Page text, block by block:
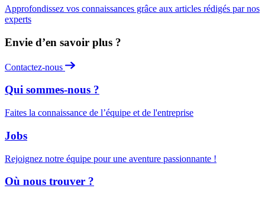
Approfondissez vos connaissances grâce aux articles rédigés par nos
experts
Envie d’en savoir plus ?
Contactez-nous
Qui sommes-nous ?
Faites la connaissance de l’équipe et de l'entreprise
Jobs
Rejoignez notre équipe pour une aventure passionnante !
Où nous trouver ?